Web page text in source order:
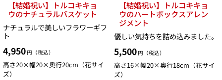
【結婚祝い】トルコキキョ
ウのナチュラルバスケット
ナチュラルで美しいフラワーギフ
ト
4,950 円（税込）
高さ20×幅20×奥行20cm（花サイ
ズ）
【結婚祝い】トルコキキョ
ウのハートボックスアレン
ジメント
優しい気持ちを詰め込みました。
5,500 円（税込）
高さ16×幅20×奥行18cm（花サイ
ズ）